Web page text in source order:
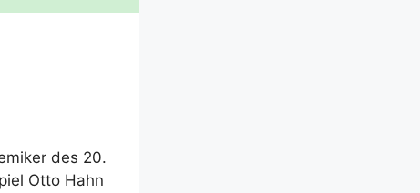
des 20.
Otto Hahn